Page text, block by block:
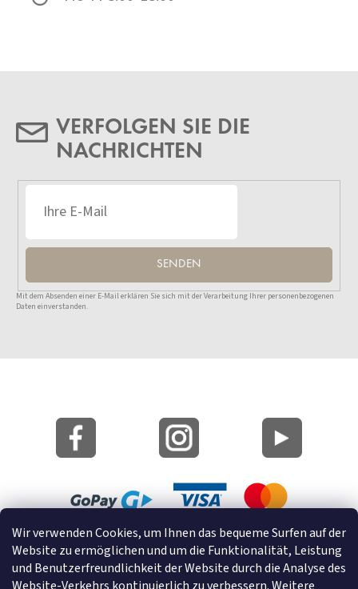
Wir verwenden Cookies, um Ihnen das bequeme Surfen auf der
Website zu ermöglichen und um die Funktionalität, Leistung
und Benutzerfreundlichkeit der Website durch die Analyse des
VERFOLGEN SIE DIE
NACHRICHTEN
SENDEN
Mit dem Absenden einer E-Mail erklären Sie sich mit der Verarbeitung Ihrer personenbezogenen
Daten einverstanden.
Lageplan
Cookies